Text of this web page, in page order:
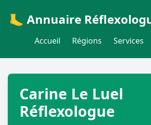
🦶 Annuaire
Accueil Régions Services
Carine Le Luel
Réflexologue